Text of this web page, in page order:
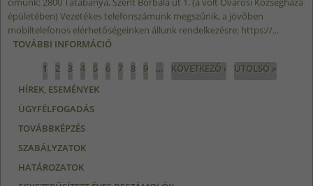
épületében) Vezetékes telefonszámunk megszűnik, a jövőben
mobiltelefonos elérhetőségeinken állunk rendelkezésre: https://...
TOVÁBBI INFORMÁCIÓ
Oldalak1 2 3 4 5 6 7 8 9 … KÖVETKEZŐ ›
UTOLSÓ »
HÍREK, ESEMÉNYEK
ÜGYFÉLFOGADÁS
TOVÁBBKÉPZÉS
SZABÁLYZATOK
HATÁROZATOK